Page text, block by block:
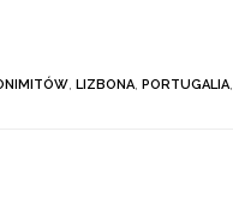
, LIZBONA, PORTUGALIA,